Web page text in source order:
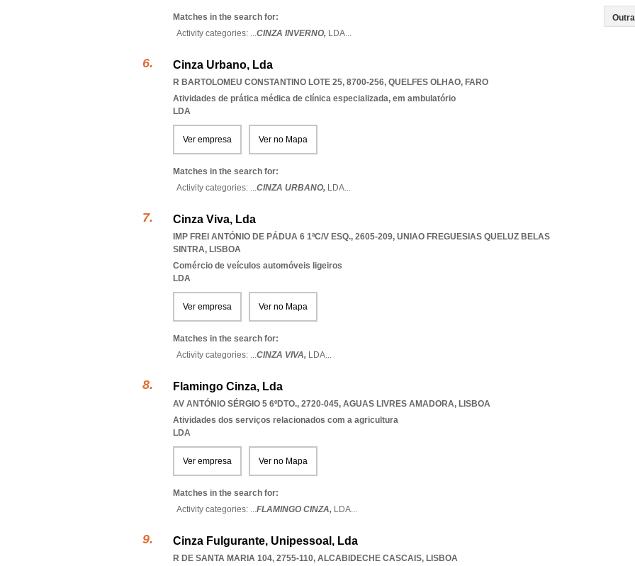
Matches in the search for:
Activity categories: ...CINZA INVERNO, LDA...
Cinza Urbano, Lda
R BARTOLOMEU CONSTANTINO LOTE 25, 8700-256, QUELFES OLHAO, FARO
Atividades de prática médica de clínica especializada, em ambulatório
LDA
Ver empresa Ver no Mapa
Matches in the search for:
Activity categories: ...CINZA URBANO, LDA...
Cinza Viva, Lda
IMP FREI ANTÓNIO DE PÁDUA 6 1ªC/V ESQ., 2605-209, UNIAO FREGUESIAS QUELUZ BELAS
SINTRA, LISBOA
Comércio de veículos automóveis ligeiros
LDA
Ver empresa Ver no Mapa
Matches in the search for:
Activity categories: ...CINZA VIVA, LDA...
Flamingo Cinza, Lda
AV ANTÓNIO SÉRGIO 5 6ºDTO., 2720-045, AGUAS LIVRES AMADORA, LISBOA
Atividades dos serviços relacionados com a agricultura
LDA
Ver empresa Ver no Mapa
Matches in the search for:
Activity categories: ...FLAMINGO CINZA, LDA...
Cinza Fulgurante, Unipessoal, Lda
R DE SANTA MARIA 104, 2755-110, ALCABIDECHE CASCAIS, LISBOA